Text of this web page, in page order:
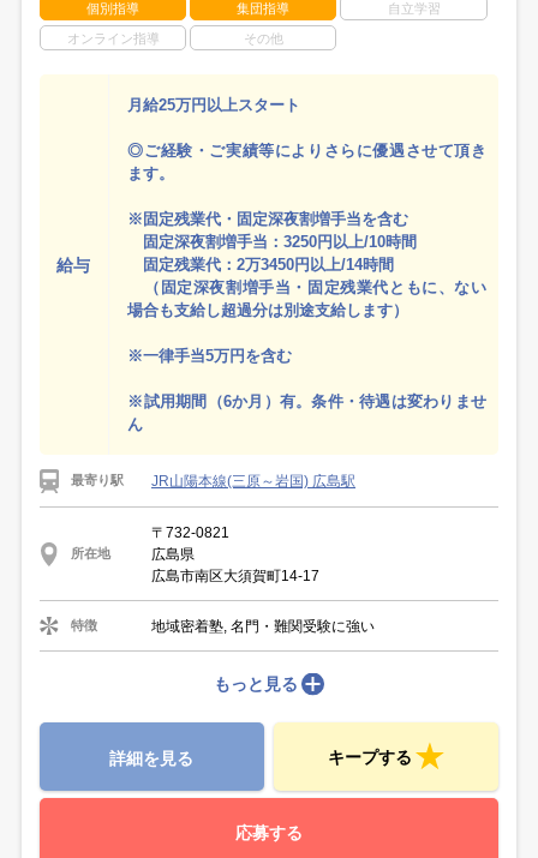
個別指導 集団指導 自立学習
オンライン指導 その他
給与
月給25万円以上スタート
◎ご経験・ご実績等によりさらに優遇させて頂き
ます。
※固定残業代・固定深夜割増手当を含む
固定深夜割増手当：3250円以上/10時間
固定残業代：2万3450円以上/14時間
（固定深夜割増手当・固定残業代ともに、ない
場合も支給し超過分は別途支給します）
※一律手当5万円を含む
※試用期間（6か月）有。条件・待遇は変わりませ
ん
最寄り駅 JR山陽本線(三原～岩国) 広島駅
所在地
〒732-0821
広島県
広島市南区大須賀町14-17
特徴 地域密着塾, 名門・難関受験に強い
もっと見る
詳細を見る キープする
応募する